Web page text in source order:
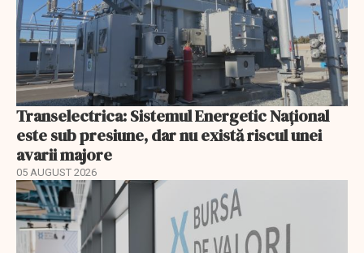
Transelectrica: Sistemul Energetic Național
este sub presiune, dar nu există riscul unei
avarii majore
05 AUGUST 2026